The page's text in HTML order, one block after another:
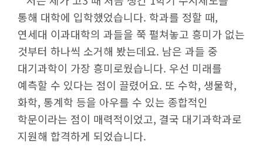
통해 대학에 입학했었습니다. 학과를 정할 때,
연세대 이과대학의 과들을 쭉 펼쳐놓고 흥미가 없는
것부터 하나씩 소거해 봤는데요. 남은 과들 중
대기과학이 가장 흥미로웠습니다. 우선 미래를
예측할 수 있다는 점이 끌렸어요. 또 수학, 생물학,
화학, 통계학 등을 아우를 수 있는 종합적인
학문이라는 점이 매력적이었고, 결국 대기과학과로
지원해 합격하게 되었습니다.